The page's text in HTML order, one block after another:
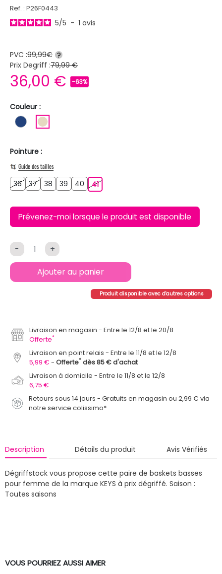
Ref. : P26F0443
5/5 - 1 avis
PVC :99,99€ ?
Prix Degriff :79,99 €
36,00 € -63%
Couleur :
BLEU FONCE
Pointure :
Guide des tailles
3636373738 3839 3940 404141
Prévenez-moi lorsque le produit est disponible
- +
Ajouter au panier
Produit disponible avec d'autres options
Livraison en magasin
Entre le 12/8 et le 20/8
Offerte*
Livraison en point relais
Entre le 11/8 et le 12/8
5,99 €
Offerte* dès 85 € d'achat
Livraison à domicile
Entre le 11/8 et le 12/8
6,75 €
Retours sous 14 jours - Gratuits en magasin ou 2,99 € via
notre service colissimo*
Description Détails du produit Avis Vérifiés
Dégriffstock vous propose cette paire de baskets basses
pour femme de la marque KEYS à prix dégriffé. Saison :
Toutes saisons
VOUS POURRIEZ AUSSI AIMER